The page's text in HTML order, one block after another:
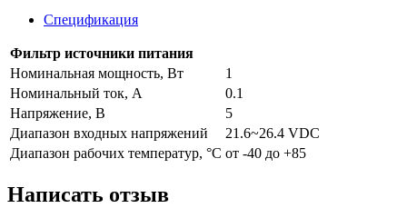
Спецификация
Фильтр источники питания
Номинальная мощность, Вт
1
Номинальный ток, A
0.1
Напряжение, В
5
Диапазон входных напряжений
21.6~26.4 VDC
Диапазон рабочих температур, °С от -40 до +85
Написать отзыв